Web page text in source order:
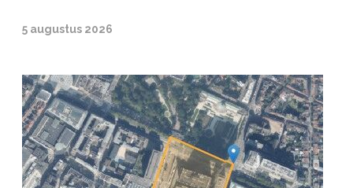
5 augustus 2026